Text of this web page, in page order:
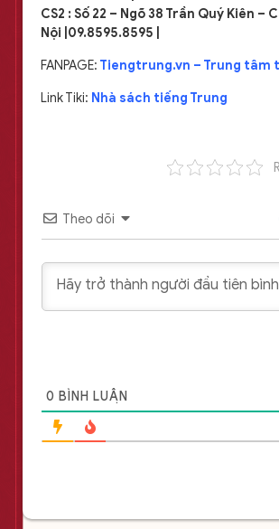
CS2 : Số 22 – Ngõ 38 Trần Quý Kiên –
Nội |09.8595.8595 |
FANPAGE: Tiengtrung.vn – Trung tâm
Link Tiki: Nhà sách tiếng Trung
Theo dõi
0 BÌNH LUẬN